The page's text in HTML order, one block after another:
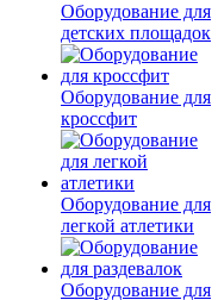
Оборудование для
детских площадок
Оборудование для
кроссфит
Оборудование для
легкой атлетики
Оборудование для